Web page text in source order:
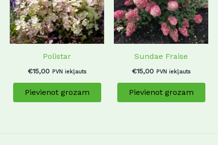
Polistar
€15,00 PVN iekļauts
Pievienot grozam
Sundae Fraise
€15,00 PVN iekļauts
Pievienot grozam